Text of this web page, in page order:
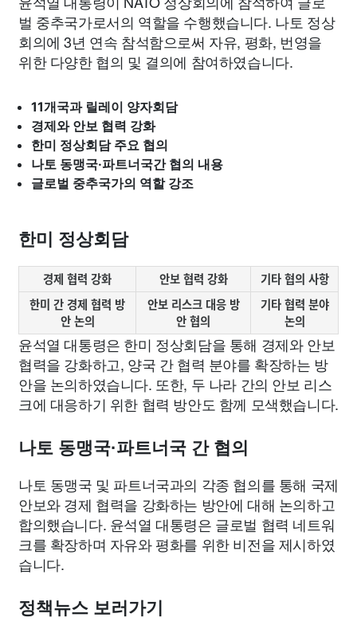
벌 중추국가로서의 역할을 수행했습니다. 나토 정상
회의에 3년 연속 참석함으로써 자유, 평화, 번영을
위한 다양한 협의 및 결의에 참여하였습니다.
11개국과 릴레이 양자회담
경제와 안보 협력 강화
한미 정상회담 주요 협의
나토 동맹국·파트너국간 협의 내용
글로벌 중추국가의 역할 강조
한미 정상회담
경제 협력 강화 안보 협력 강화
기타 협의 사항
한미 간 경제 협력 방
안 논의
안보 리스크 대응 방
안 협의
기타 협력 분야
논의
윤석열 대통령은 한미 정상회담을 통해 경제와 안보
협력을 강화하고, 양국 간 협력 분야를 확장하는 방
안을 논의하였습니다. 또한, 두 나라 간의 안보 리스
크에 대응하기 위한 협력 방안도 함께 모색했습니다.
나토 동맹국·파트너국 간 협의
나토 동맹국 및 파트너국과의 각종 협의를 통해 국제
안보와 경제 협력을 강화하는 방안에 대해 논의하고
합의했습니다. 윤석열 대통령은 글로벌 협력 네트워
크를 확장하며 자유와 평화를 위한 비전을 제시하였
습니다.
정책뉴스 보러가기